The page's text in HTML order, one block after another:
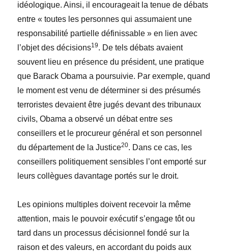
idéologique. Ainsi, il encourageait la tenue de débats
entre « toutes les personnes qui assumaient une
responsabilité partielle définissable » en lien avec
l’objet des décisions19. De tels débats avaient
souvent lieu en présence du président, une pratique
que Barack Obama a poursuivie. Par exemple, quand
le moment est venu de déterminer si des présumés
terroristes devaient être jugés devant des tribunaux
civils, Obama a observé un débat entre ses
conseillers et le procureur général et son personnel
du département de la Justice20. Dans ce cas, les
conseillers politiquement sensibles l’ont emporté sur
leurs collègues davantage portés sur le droit.
Les opinions multiples doivent recevoir la même
attention, mais le pouvoir exécutif s’engage tôt ou
tard dans un processus décisionnel fondé sur la
raison et des valeurs, en accordant du poids aux